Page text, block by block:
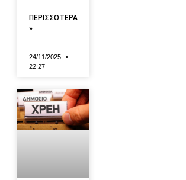
ΠΕΡΙΣΣΟΤΕΡΑ
»
24/11/2025
22:27